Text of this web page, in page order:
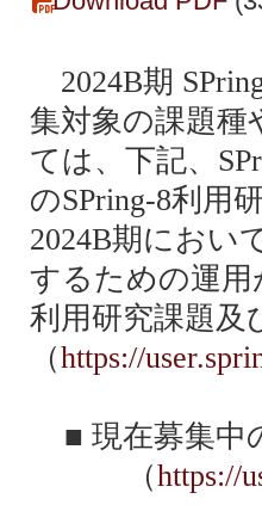
2024B期
集対象の課題種
ては、下記、
のSPring-8利用
2024B期におい
するための運用
利用研究課題及
（https://
■ 現在募集中
（https://